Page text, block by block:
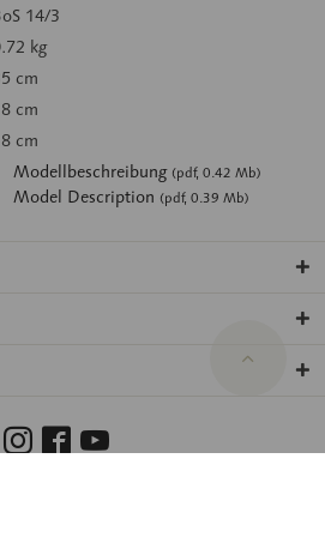
14/3
kg
cm
cm
cm
Modellbeschreibung (pdf, 0.42 Mb)
Model Description (pdf, 0.39 Mb)